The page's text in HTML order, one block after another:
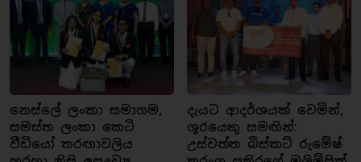
නෙස්ලේ ලංකා සමාගම,
සමස්ත ලංකා කෙටි
වීඩියෝ තරඟාවලිය
දැයට ආදර්ශයක් වෙමින්,
ශූරයෙකු සමඟින්:
උස්වත්ත බිස්කට් රුමේෂ්